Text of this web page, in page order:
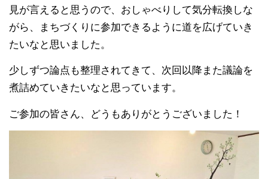
見が言えると思うので、おしゃべりして気分転換しな
がら、まちづくりに参加できるように道を広げていき
たいなと思いました。
少しずつ論点も整理されてきて、次回以降また議論を
煮詰めていきたいなと思っています。
ご参加の皆さん、どうもありがとうございました！